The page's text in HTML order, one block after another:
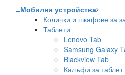
Мобилни устройства
Колички и шкафове за
Таблети
Lenovo Tab
Samsung Galaxy
Blackview Tab
Калъфи за таблет